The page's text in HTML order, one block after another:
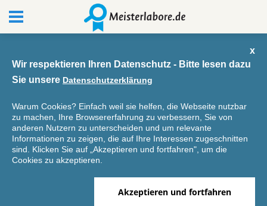
x
Wir respektieren Ihren Datenschutz - Bitte lesen dazu
Sie unsere Datenschutzerklärung
Warum Cookies? Einfach weil sie helfen, die Webseite nutzbar
zu machen, Ihre Browsererfahrung zu verbessern, Sie von
anderen Nutzern zu unterscheiden und um relevante
Informationen zu zeigen, die auf Ihre Interessen zugeschnitten
sind. Klicken Sie auf „Akzeptieren und fortfahren", um die
Cookies zu akzeptieren.
Akzeptieren und fortfahren